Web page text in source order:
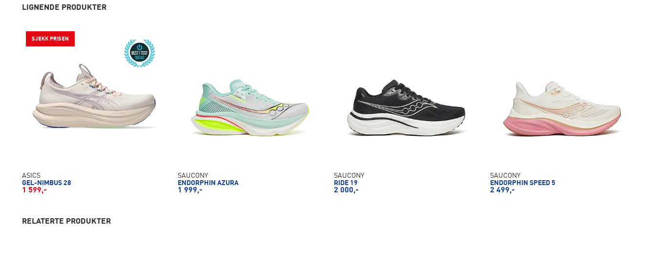
LIGNENDE PRODUKTER
SJEKK PRISEN
ASICS
GEL-NIMBUS 28
1 599,-
SAUCONY
ENDORPHIN AZURA
1 999,-
SAUCONY
RIDE 19
2 000,-
SAUCONY
ENDORPHIN SPEED 5
2 499,-
RELATERTE PRODUKTER